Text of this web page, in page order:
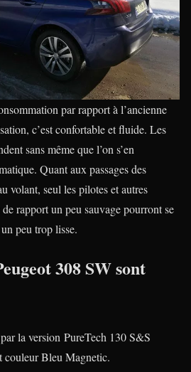
par rapport à l’ancienne
c’est confortable et fluide. Les
sans même que l’on s’en
Quant aux passages des
volant, seul les pilotes et autres
rapport un peu sauvage pourront se
peu trop lisse.
308 SW sont
la version PureTech 130 S&S
Bleu Magnetic.